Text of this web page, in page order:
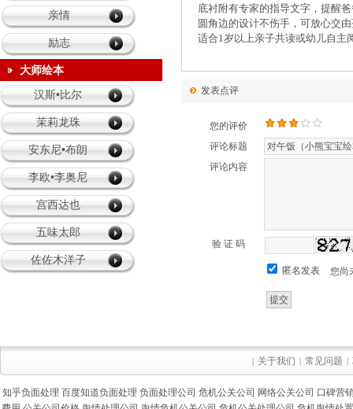
底衬附有专家的指导文字，提醒
圆角边的设计不伤手，可放心交
适合1 岁以上亲子共读或幼儿自主
发表点评
您的评价
评论标题
评论内容
验 证 码
匿名发表 您尚
亲情
励志
大师绘本
汉斯•比尔
茉莉龙珠
安东尼•布朗
李欧•李奥尼
宫西达也
五味太郎
佐佐木洋子
知乎负面处理 百度知道负面处理 负面处理公司 危机公关公司 网络公关公司 口碑营
| 关于我们 | 常见问题 |